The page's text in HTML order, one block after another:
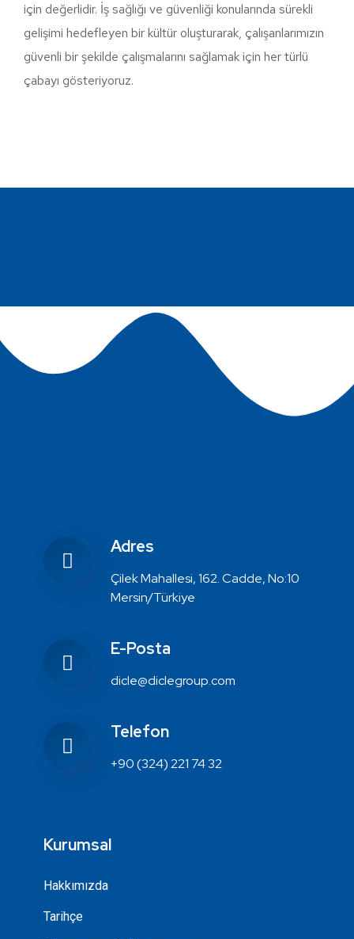
için değerlidir. İş sağlığı ve güvenliği konularında sürekli
gelişimi hedefleyen bir kültür oluşturarak, çalışanlarımızın
güvenli bir şekilde çalışmalarını sağlamak için her türlü
çabayı gösteriyoruz.
Adres
Çilek Mahallesi, 162. Cadde, No:10
Mersin/Türkiye
E-Posta
dicle@diclegroup.com
Telefon
+90 (324) 221 74 32
Kurumsal
Hakkımızda
Tarihçe